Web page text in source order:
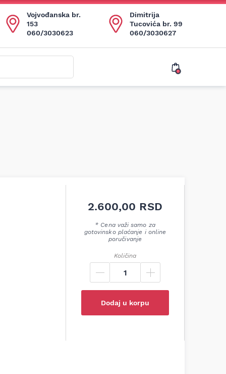
Vojvođanska br.
153
060/3030623
Dimitrija
Tucovića br. 99
060/3030627
2.600,00 RSD
* Cena važi samo za
gotovinsko plaćanje i online
poručivanje
Količina
Dodaj u korpu